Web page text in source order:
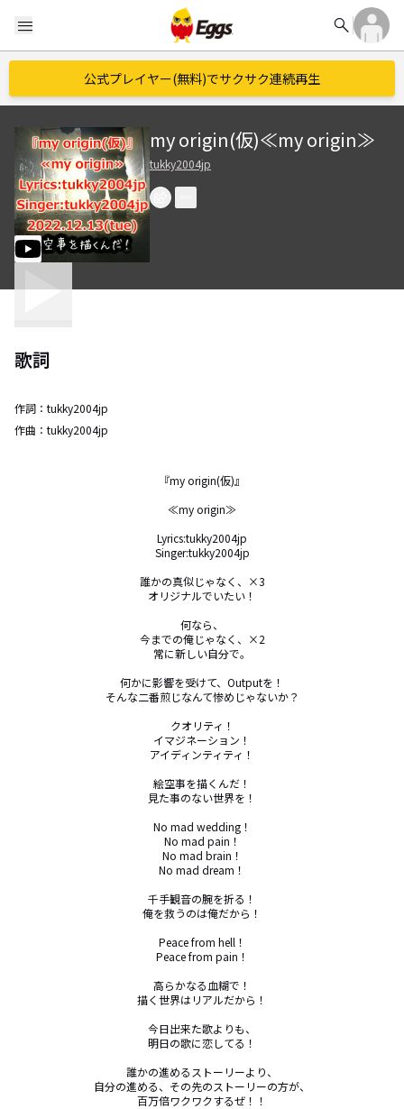
menu search
公式プレイヤー(無料)でサクサク連続再生
my origin(仮)≪my origin≫
tukky2004jp
歌詞
作詞：tukky2004jp
作曲：tukky2004jp
『my origin(仮)』
≪my origin≫
Lyrics:tukky2004jp
Singer:tukky2004jp
誰かの真似じゃなく、×3
オリジナルでいたい！
何なら、
今までの俺じゃなく、×2
常に新しい自分で。
何かに影響を受けて、Outputを！
そんな二番煎じなんて惨めじゃないか？
クオリティ！
イマジネーション！
アイディンティティ！
絵空事を描くんだ！
見た事のない世界を！
No mad wedding！
No mad pain！
No mad brain！
No mad dream！
千手観音の腕を折る！
俺を救うのは俺だから！
Peace from hell！
Peace from pain！
高らかなる血糊で！
描く世界はリアルだから！
今日出来た歌よりも、
明日の歌に恋してる！
誰かの進めるストーリーより、
自分の進める、その先のストーリーの方が、
百万倍ワクワクするぜ！！